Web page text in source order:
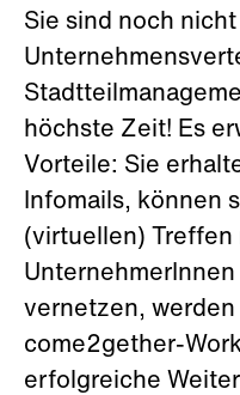
Sie sind noch nicht
höchste Zeit! Es
Vorteile: Sie
Infomails, können
(virtuellen) Treffen
vernetzen,
come2gether-
erfolgreiche